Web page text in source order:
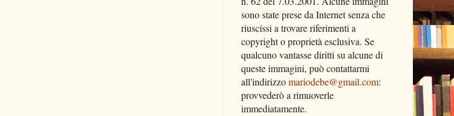
sono state prese da Internet senza che
riuscissi a trovare riferimenti a
copyright o proprietà esclusiva. Se
qualcuno vantasse diritti su alcune di
queste immagini, può contattarmi
all'indirizzomariodebe@gmail.com:
provvederò a rimuoverle
immediatamente.